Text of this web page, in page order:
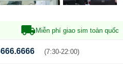
Miễn phí giao sim toàn quốc
(7:30-22:00)